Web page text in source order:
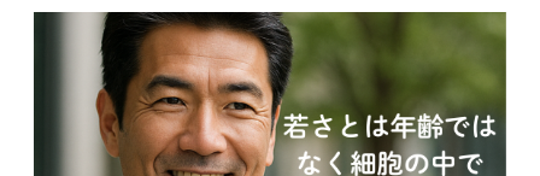
17%高めることが研究の結果証明されています。
NMNとは、ニコチンアミド・モノヌクレオチドの
略で、ビタミンB3の一種です。
NMNは、体内で重要な役割を果たすNAD+の前駆体